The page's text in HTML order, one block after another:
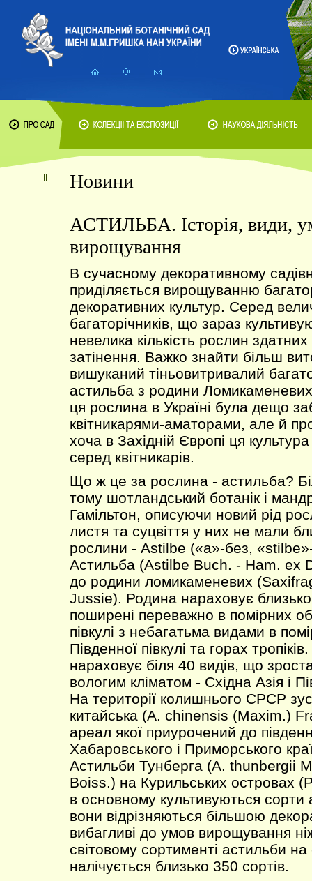
Новини
АСТИЛЬБА. Історія, види,
вирощування
В сучасному декоративному
приділяється вирощуванню
декоративних культур. Серед
багаторічників, що зараз
невелика кількість рослин
затінення. Важко знайти більш
вишуканий тіньовитривалий
астильба з родини
ця рослина в Україні була дещо
квітникарями-аматорами, але й
хоча в Західній Європі ця
серед квітникарів.
Що ж це за рослина - астильба?
тому шотландський ботанік і
Гамільтон, описуючи новий рід
листя та суцвіття у них не мали
рослини - Astilbe («а»-без,
Астильба (Astilbe Buch. - Ham. ex
до родини ломикаменевих
Jussie). Родина нараховує
поширені переважно в помірних
півкулі з небагатьма видами в
Південної півкулі та горах
нараховує біля 40 видів, що
вологим кліматом - Східна Азія і
На території колишнього СРСР
китайська (A. chinensis (Maxim.)
ареал якої приурочений до
Хабаровського і Приморського
Астильби Тунберга (A. thunbergii
Boiss.) на Курильських островах
в основному культивуються
вони відрізняються більшою
вибагливі до умов вирощування
світовому сортименті астильби на
налічується близько 350 сортів.